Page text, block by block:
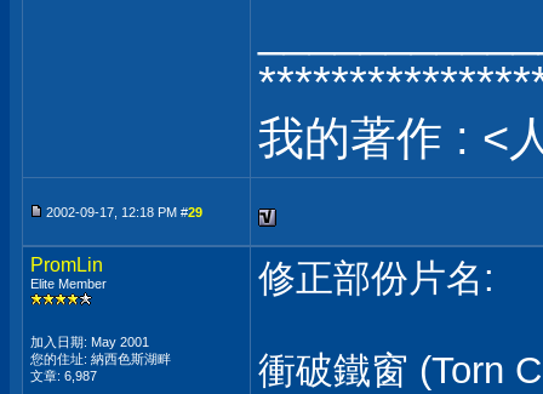
我的著作 : <
2002-09-17, 12:18 PM #29
PromLin
Elite Member
加入日期: May 2001
您的住址: 納西色斯湖畔
文章: 6,987
修正部份片名:
衝破鐵窗 (Torn